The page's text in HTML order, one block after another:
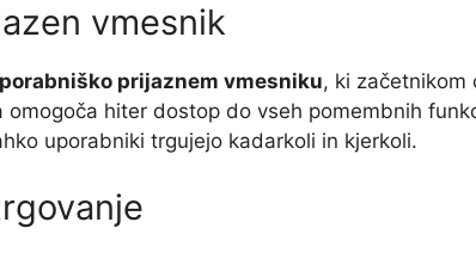
vmesnik
prijaznem vmesniku, ki začetnikom
omogoča hiter dostop do vseh pomembnih
uporabniki trgujejo kadarkoli in kjerkoli.